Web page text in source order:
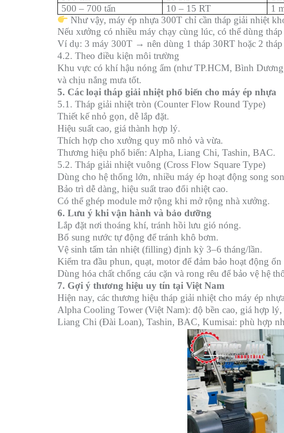
500 – 700 tấn
10 – 15 RT
1
Như vậy, máy ép nhựa 300T chỉ cần tháp giải nhiệt
Nếu xưởng có nhiều máy chạy cùng lúc, có thể dùng
Ví dụ: 3 máy 300T → nên dùng 1 tháp 30RT hoặc 2 tháp
4.2. Theo điều kiện môi trường
Khu vực có khí hậu nóng ẩm (như TP.HCM, Bình
và chịu nắng mưa tốt.
5. Các loại tháp giải nhiệt phổ biến cho máy ép nhựa
5.1. Tháp giải nhiệt tròn (Counter Flow Round Type)
Thiết kế nhỏ gọn, dễ lắp đặt.
Hiệu suất cao, giá thành hợp lý.
Thích hợp cho xưởng quy mô nhỏ và vừa.
Thương hiệu phổ biến: Alpha, Liang Chi, Tashin, BAC.
5.2. Tháp giải nhiệt vuông (Cross Flow Square Type)
Dùng cho hệ thống lớn, nhiều máy ép hoạt động song
Bảo trì dễ dàng, hiệu suất trao đổi nhiệt cao.
Có thể ghép module mở rộng khi mở rộng nhà xưởng.
6. Lưu ý khi vận hành và bảo dưỡng
Lắp đặt nơi thoáng khí, tránh hồi lưu gió nóng.
Bổ sung nước tự động để tránh khô bơm.
Vệ sinh tấm tản nhiệt (filling) định kỳ 3–6 tháng/lần.
Kiểm tra đầu phun, quạt, motor để đảm bảo hoạt động
Dùng hóa chất chống cáu cặn và rong rêu để bảo vệ hệ
7. Gợi ý thương hiệu uy tín tại Việt Nam
Hiện nay, các thương hiệu tháp giải nhiệt cho máy ép
Alpha Cooling Tower (Việt Nam): độ bền cao, giá hợp
Liang Chi (Đài Loan), Tashin, BAC, Kumisai: phù hợp